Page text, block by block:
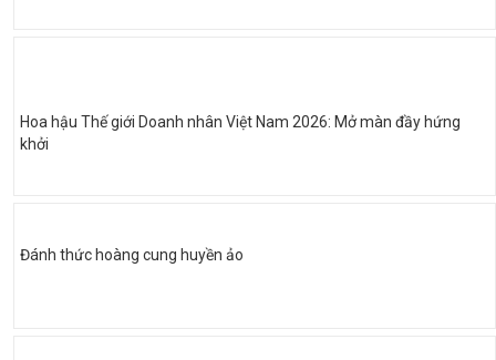
Hoa hậu Thế giới Doanh nhân Việt Nam 2026: Mở màn đầy hứng
khởi
Đánh thức hoàng cung huyền ảo